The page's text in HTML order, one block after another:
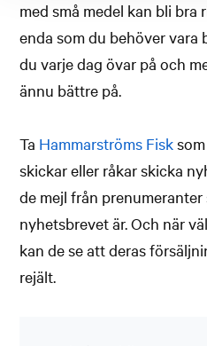
med små medel kan bli bra
enda som du behöver vara
du varje dag övar på och
ännu bättre på.
Ta Hammarströms Fisk
skickar eller råkar skicka
de mejl från
nyhetsbrevet är. Och när
kan de se att deras
rejält.